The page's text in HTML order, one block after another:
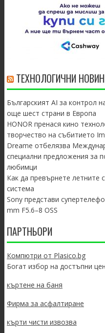
ТЕХНОЛОГИЧНИ
Българският AI за контрол
още шест страни в Европа
HONOR пренася кино
творчество на събитието
Dreame отбелязва
специални предложения за
любимци
Как да превърнете летните
система
Sony представи
mm F5.6–8 OSS
ПАРТНЬОРИ
Компютри от Plasico.bg
Богат избор на достъпни
къртене на баня
Фирма за асфалтиране
кърти чисти извозва